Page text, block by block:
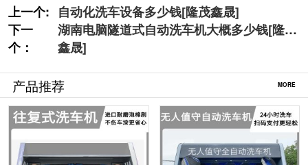
上一个: 自动化洗车设备多少钱[隆茂鑫晟]
下一
个：
湖南电脑隧道式自动洗车机大概多少钱[隆茂
鑫晟]
产品推荐 MORE